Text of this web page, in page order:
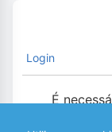
Login
É